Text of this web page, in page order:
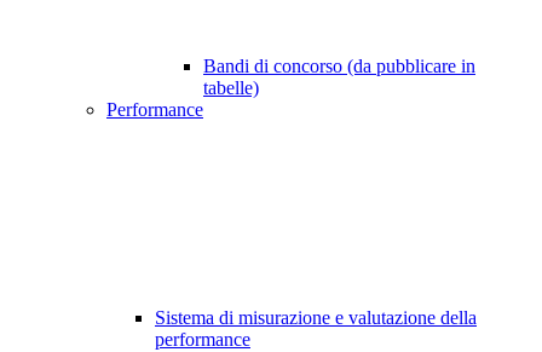
Bandi di concorso (da pubblicare in
tabelle)
Performance
Sistema di misurazione e valutazione della
performance